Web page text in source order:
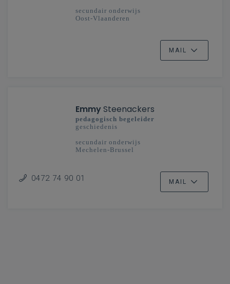
secundair onderwijs
Oost-Vlaanderen
MAIL
EmmySteenackers
pedagogisch begeleider
geschiedenis
secundair onderwijs
Mechelen-Brussel
0472 74 90 01 MAIL